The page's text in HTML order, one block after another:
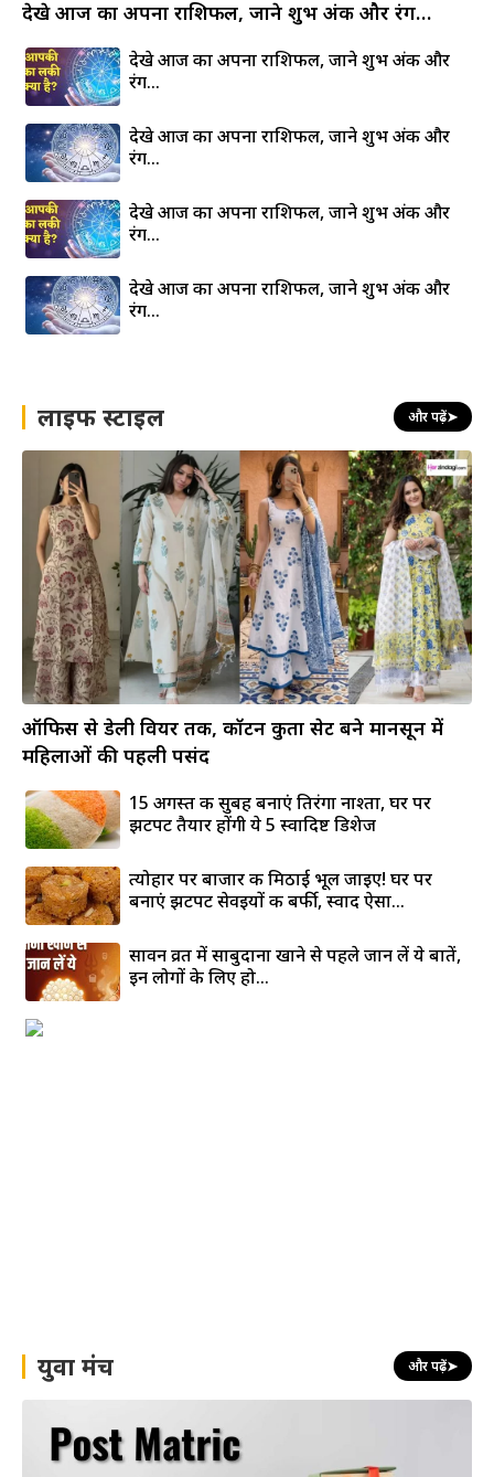
देखे आज का अपना राशिफल, जाने शुभ अंक और रंग…
देखे आज का अपना राशिफल, जाने शुभ अंक और
रंग…
देखे आज का अपना राशिफल, जाने शुभ अंक और
रंग…
देखे आज का अपना राशिफल, जाने शुभ अंक और
रंग…
देखे आज का अपना राशिफल, जाने शुभ अंक और
रंग…
लाइफ स्टाइल और पढ़ें➤
ऑफिस से डेली वियर तक, कॉटन कुर्ता सेट बने मानसून में
महिलाओं की पहली पसंद
15 अगस्त की सुबह बनाएं तिरंगा नाश्ता, घर पर
झटपट तैयार होंगी ये 5 स्वादिष्ट डिशेज
त्योहार पर बाजार की मिठाई भूल जाइए! घर पर
बनाएं झटपट सेवइयों की बर्फी, स्वाद ऐसा...
सावन व्रत में साबुदाना खाने से पहले जान लें ये बातें,
इन लोगों के लिए हो...
युवा मंच और पढ़ें➤